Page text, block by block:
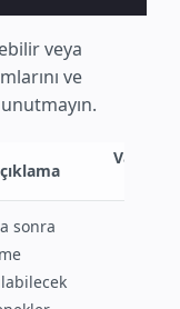
veya
ve
sonra